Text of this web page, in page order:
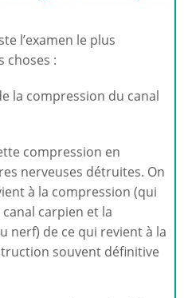
l’examen le plus
choses :
la compression du canal
compression en
nerveuses détruites. On
à la compression (qui
carpien et la
nerf) de ce qui revient à la
souvent définitive